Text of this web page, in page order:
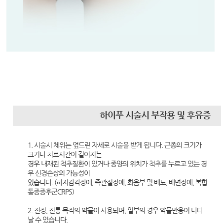
1. 시술시 체위는 엎드린 자세로 시술을 받게 됩니다. 근종의 크기가
크거나 치료시간이 길어지는
경우 내재된 척추질환이 있거나 종양의 위치가 척추를 누르고 있는 경
우 신경손상의 가능성이
있습니다. (하지감각장애, 족관절장애, 회음부 및 배뇨, 배변장애, 복합
통증증후군CRPS)
2. 진정, 진통 목적의 약물이 사용되며, 일부의 경우 약물반응이 나타
날 수 있습니다.